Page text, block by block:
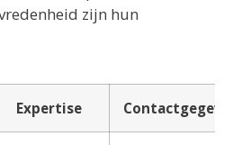
zijn hun
Expertise